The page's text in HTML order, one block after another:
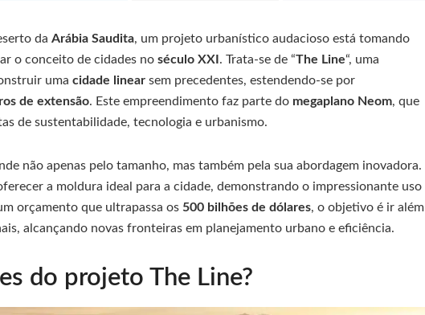
da Arábia Saudita, um projeto urbanístico audacioso está tomando
o conceito de cidades no século XXI . Trata-se de “The Line“, uma
uma cidade linear sem precedentes, estendendo-se por
de extensão. Este empreendimento faz parte do megaplano Neom, que
de sustentabilidade, tecnologia e urbanismo.
não apenas pelo tamanho, mas também pela sua abordagem inovadora.
a moldura ideal para a cidade, demonstrando o impressionante uso
orçamento que ultrapassa os 500 bilhões de dólares, o objetivo é ir além
alcançando novas fronteiras em planejamento urbano e eficiência.
do projeto The Line?